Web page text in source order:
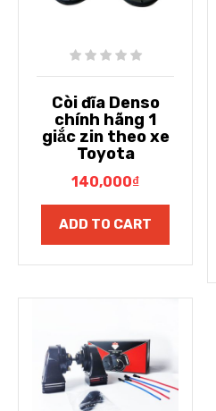
Còi đĩa Denso
chính hãng 1
giắc zin theo xe
Toyota
140,000₫
ADD TO CART